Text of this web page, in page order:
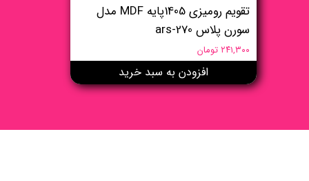
تقویم رومیزی 1405پایه MDF مدل
سورن پلاس ars-270
۲۴۱,۳۰۰ تومان
افزودن به سبد خرید